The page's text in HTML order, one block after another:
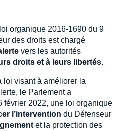
organique 2016-1690 du 9
des droits est chargé
vers les autorités
droits et à leurs libertés.
loi visant à améliorer la
le Parlement a
février 2022, une loi organique
l’intervention du Défenseur
et la protection des